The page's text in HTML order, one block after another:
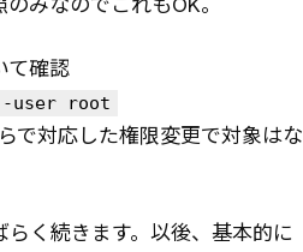
みなのでこれもOK。
て確認
-user root
で対応した権限変更で対象はな
く続きます。以後、基本的に